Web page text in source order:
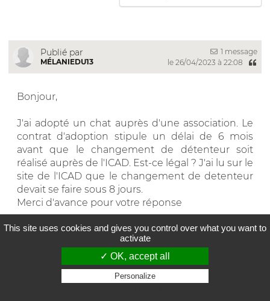
Publié par
MÉLANIEDU13
1 message
le 26/04/2023 à 22:08
Bonjour,
J'ai adopté un chat auprès d'une association. Le
contrat d'adoption stipule un délai de 6 mois
avant que le changement de détenteur soit
réalisé auprès de l'ICAD. Est-ce légal ? J'ai lu sur le
site de l'ICAD que le changement de detenteur
devait se faire sous 8 jours.
Merci d'avance pour votre réponse
Cordialement
This site uses cookies and gives you control over what you want to
activate
✓ OK, accept all
Personalize